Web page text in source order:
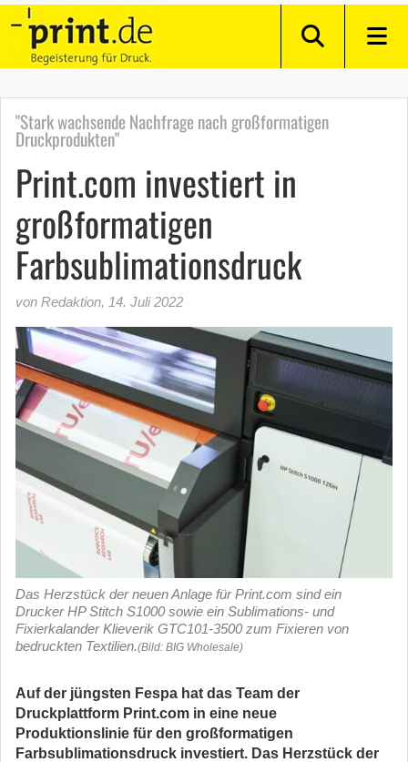
"Stark wachsende Nachfrage nach großformatigen
Druckprodukten"
Print.com investiert in
großformatigen
Farbsublimationsdruck
von Redaktion, 14. Juli 2022
Das Herzstück der neuen Anlage für Print.com sind ein
Drucker HP Stitch S1000 sowie ein Sublimations- und
Fixierkalander Klieverik GTC101-3500 zum Fixieren von
bedruckten Textilien.(Bild: BIG Wholesale)
Auf der jüngsten Fespa hat das Team der
Druckplattform Print.com in eine neue
Produktionslinie für den großformatigen
Farbsublimationsdruck investiert. Das Herzstück der